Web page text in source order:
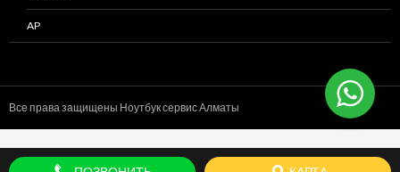
AP
Все права защищены Ноутбук сервисАлматы